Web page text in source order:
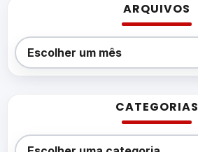
ARQUIVOS
Arquivos
Escolher um mês
CATEGORIAS
Categorias